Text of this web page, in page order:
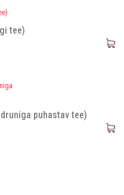
tee)
puhastav tee)